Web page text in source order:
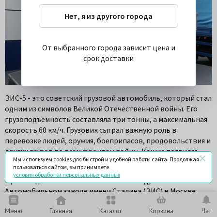
Меню Главная Каталог Корзина Чат
ЗИС-5 - это советский грузовой автомобиль, который стал
одним из символов Великой Отечественной войны. Его
грузоподъемность составляла три тонны, а максимальная
скорость 60 км/ч. Грузовик сыграл важную роль в
перевозке людей, оружия, боеприпасов, продовольствия и
других грузов по всем фронтам войны. Как же появился
этот легендарный автомобиль?
Производство ЗИС-5 началось в 1933 году на
Автомобильном заводе имени Сталина (ЗИС) в Москве.
Завод был основан в 1916 году как «Товарищество на паях
автомобильного Московского общества» (сокращенно
Нет, я из другого города
От выбранного города зависит цена и
срок доставки
Мы используем cookies для быстрой и удобной работы сайта. Продолжая
пользоваться сайтом, вы принимаете
условия обработки персональных данных